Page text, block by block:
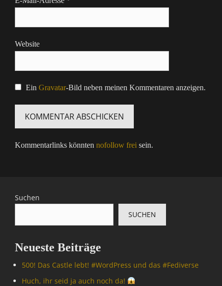
Website
Ein Gravatar-Bild neben meinen Kommentaren anzeigen.
Kommentarlinks könnten nofollow frei sein.
Suchen
SUCHEN
Neueste Beiträge
500! Das Castle lebt! #WordPress und das #Fediverse
Huch, ihr seid ja auch noch da!